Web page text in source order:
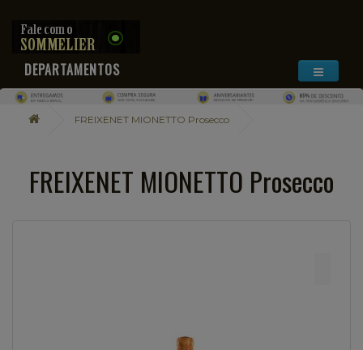
DEPARTAMENTOS
FREIXENET MIONETTO Prosecco
FREIXENET MIONETTO Prosecco